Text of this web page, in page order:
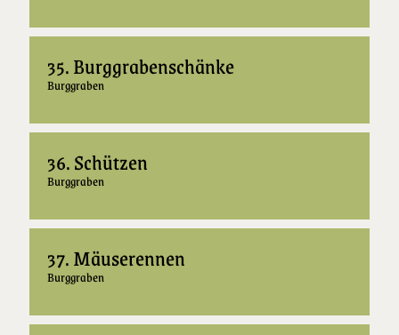
35. Burggrabenschänke
Burggraben
36. Schützen
Burggraben
37. Mäuserennen
Burggraben